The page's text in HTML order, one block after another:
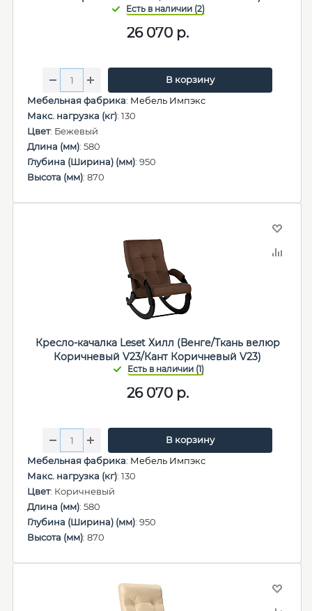
26 070р.
В корзину
Мебельная фабрика: Мебель Импэкс
Макс. нагрузка (кг): 130
Цвет: Бежевый
Длина (мм): 580
Глубина (Ширина) (мм): 950
Высота (мм): 870
Кресло-качалка Leset Хилл (Венге/Ткань велюр
Коричневый V23/Кант Коричневый V23)
26 070р.
В корзину
Мебельная фабрика: Мебель Импэкс
Макс. нагрузка (кг): 130
Цвет: Коричневый
Длина (мм): 580
Глубина (Ширина) (мм): 950
Высота (мм): 870